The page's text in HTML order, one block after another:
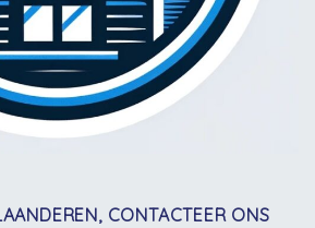
CONTACTEER ONS